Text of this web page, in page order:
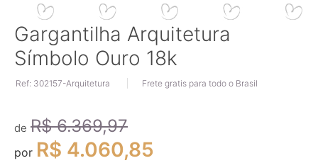
Saltar
para
o
da
imagens
Gargantilha Arquitetura
Símbolo Ouro 18k
Ref: 302157-Arquitetura Frete gratis para todo o Brasil
de R$ 6.369,97
por R$ 4.060,85